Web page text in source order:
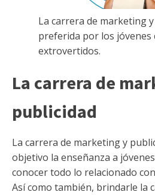
La carrera de marketing
preferida por los jóvenes
extrovertidos.
La carrera de
publicidad
La carrera de marketing y
objetivo la enseñanza a
conocer todo lo relacionado
Así como también, brindarle la